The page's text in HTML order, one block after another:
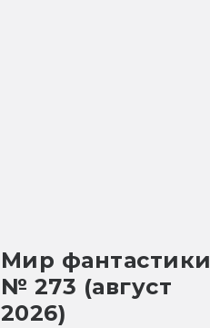
Мир фантастики
№ 273 (август
2026)